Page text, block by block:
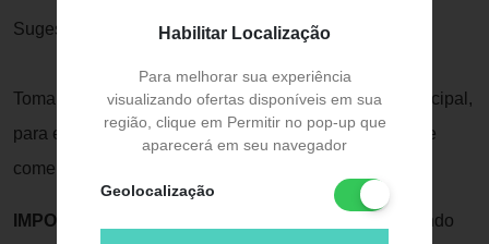
Habilitar Localização
Para melhorar sua experiência
visualizando ofertas disponíveis em sua
região, clique em Permitir no pop-up que
aparecerá em seu navegador
Geolocalização
Sugestão de uso:
Tomar capsula de 200mcg antes de cada refeição principal,
para evitar o pico de insulina e ainda tirar a vontade de
comer doce.
IMPORTANTE:
Suplementos alimentares, mesmo sendo